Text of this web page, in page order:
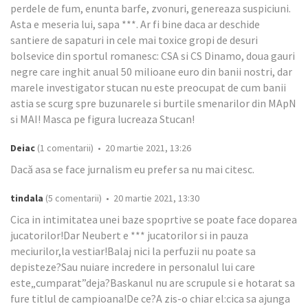
perdele de fum, enunta barfe, zvonuri, genereaza suspiciuni.
Asta e meseria lui, sapa ***. Ar fi bine daca ar deschide
santiere de sapaturi in cele mai toxice gropi de desuri
bolsevice din sportul romanesc: CSA si CS Dinamo, doua gauri
negre care inghit anual 50 milioane euro din banii nostri, dar
marele investigator stucan nu este preocupat de cum banii
astia se scurg spre buzunarele si burtile smenarilor din MApN
si MAI! Masca pe figura lucreaza Stucan!
Deiac (1 comentarii) • 20 martie 2021, 13:26
Dacă asa se face jurnalism eu prefer sa nu mai citesc.
tindala (5 comentarii) • 20 martie 2021, 13:30
Cica in intimitatea unei baze spoprtive se poate face doparea
jucatorilor!Dar Neubert e *** jucatorilor si in pauza
meciurilor,la vestiar!Balaj nici la perfuzii nu poate sa
depisteze?Sau nuiare incredere in personalul lui care
este„cumparat”deja?Baskanul nu are scrupule si e hotarat sa
fure titlul de campioana!De ce?A zis-o chiar el:cica sa ajunga